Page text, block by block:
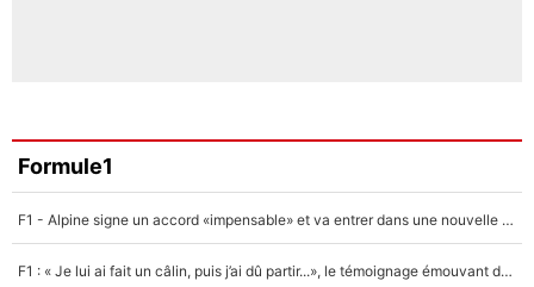
Formule1
F1 - Alpine signe un accord «impensable» et va entrer dans une nouvelle dimension : Grande nouvelle pour Pierre Gasly !
F1 : « Je lui ai fait un câlin, puis j’ai dû partir...», le témoignage émouvant de Max Verstappen sur sa fille